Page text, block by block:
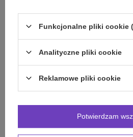
najciekawsze pytania i odpowiedzi
INNE PRODUKTY
PRODUCENTA:
Funkcjonalne pliki cookie
Analityczne pliki cookie
Reklamowe pliki cookie
Potwierdzam